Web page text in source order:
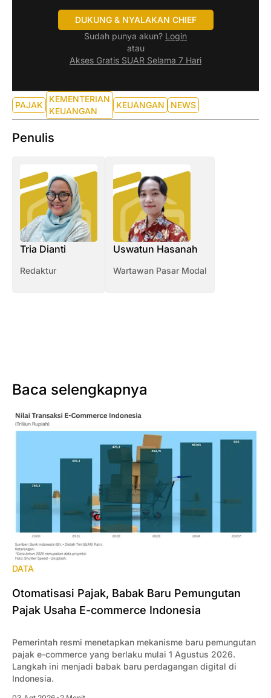
DUKUNG & NYALAKAN CHIEF
Sudah punya akun? Login
atau
Akses Gratis SUAR Selama 7 Hari
PAJAK
KEMENTERIAN
KEUANGAN
KEUANGAN NEWS
Penulis
Tria Dianti
Redaktur
Uswatun Hasanah
Wartawan Pasar Modal
Baca selengkapnya
DATA
Otomatisasi Pajak, Babak Baru Pemungutan
Pajak Usaha E-commerce Indonesia
Pemerintah resmi menetapkan mekanisme baru pemungutan
pajak e-commerce yang berlaku mulai 1 Agustus 2026.
Langkah ini menjadi babak baru perdagangan digital di
Indonesia.